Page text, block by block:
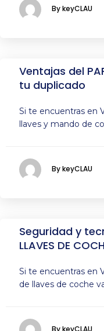
By keyCLAU
Ventajas del
tu duplicado
Si te encuentras en
llaves y mando de
By keyCLAU
Seguridad y
LLAVES DE
Si te encuentras en
de llaves de coche